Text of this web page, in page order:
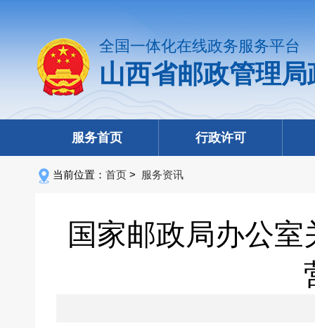
全国一体化在线政务服务平台
山西省邮政管理
服务首页 行政许可
当前位置： 首页 > 服务资讯
国家邮政局办公